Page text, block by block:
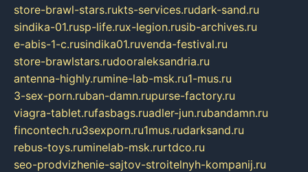
store-brawl-stars.rukts-services.rudark-sand.ru
sindika-01.rusp-life.rux-legion.rusib-archives.ru
e-abis-1-c.rusindika01.ruvenda-festival.ru
store-brawlstars.rudooraleksandria.ru
antenna-highly.rumine-lab-msk.ru1-mus.ru
3-sex-porn.ruban-damn.rupurse-factory.ru
viagra-tablet.rufasbags.ruadler-jun.rubandamn.ru
fincontech.ru3sexporn.ru1mus.rudarksand.ru
rebus-toys.ruminelab-msk.rurtdco.ru
seo-prodvizhenie-sajtov-stroitelnyh-kompanij.ru